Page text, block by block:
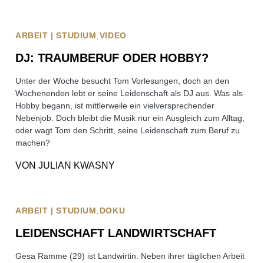
ARBEIT | STUDIUM VIDEO
DJ: TRAUMBERUF ODER HOBBY?
Unter der Woche besucht Tom Vorlesungen, doch an den
Wochenenden lebt er seine Leidenschaft als DJ aus. Was als
Hobby begann, ist mittlerweile ein vielversprechender
Nebenjob. Doch bleibt die Musik nur ein Ausgleich zum Alltag,
oder wagt Tom den Schritt, seine Leidenschaft zum Beruf zu
machen?
VON JULIAN KWASNY
ARBEIT | STUDIUM DOKU
LEIDENSCHAFT LANDWIRTSCHAFT
Gesa Ramme (29) ist Landwirtin. Neben ihrer täglichen Arbeit